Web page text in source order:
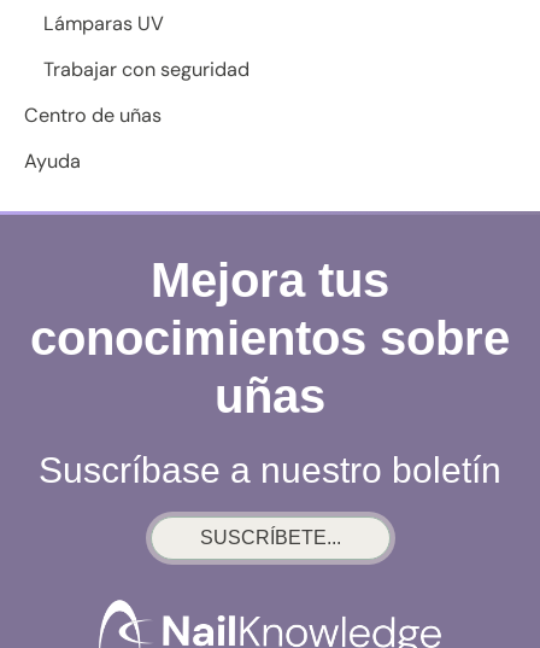
Lámparas UV
Trabajar con seguridad
Centro de uñas
Ayuda
Mejora tus
conocimientos sobre
uñas
Suscríbase a nuestro boletín
SUSCRÍBETE...